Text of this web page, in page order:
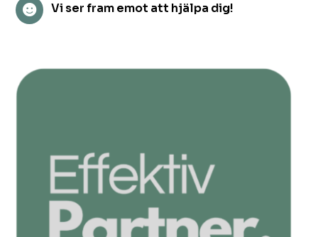
 Vi ser fram emot att hjälpa dig!